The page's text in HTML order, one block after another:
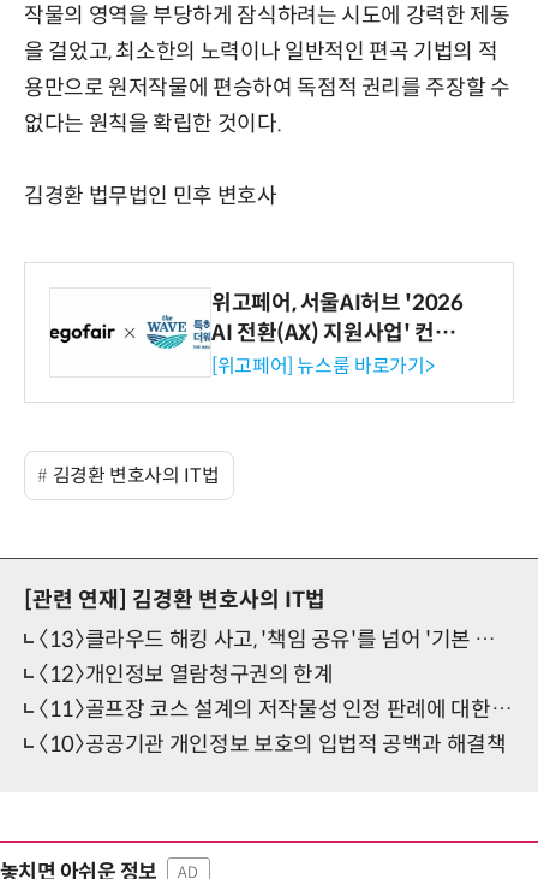
작물의 영역을 부당하게 잠식하려는 시도에 강력한 제동
을 걸었고, 최소한의 노력이나 일반적인 편곡 기법의 적
용만으로 원저작물에 편승하여 독점적 권리를 주장할 수
없다는 원칙을 확립한 것이다.
김경환 법무법인 민후 변호사
위고페어, 서울AI허브 '2026
AI 전환(AX) 지원사업' 컨소
시엄 선정
[위고페어] 뉴스룸 바로가기>
김경환 변호사의 IT법
[관련 연재]
김경환 변호사의 IT법
〈13〉클라우드 해킹 사고, '책임 공유'를 넘어 '기본 보안 의무'로
〈12〉개인정보 열람청구권의 한계
〈11〉골프장 코스 설계의 저작물성 인정 판례에 대한 비판적 검토
〈10〉공공기관 개인정보 보호의 입법적 공백과 해결책
놓치면 아쉬운 정보 AD